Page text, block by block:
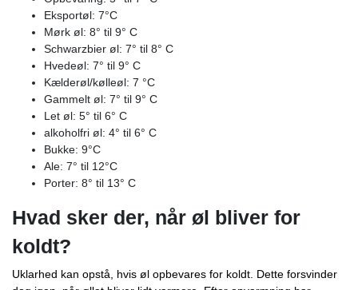
Eksportøl: 7°C
Mørk øl: 8° til 9° C
Schwarzbier øl: 7° til 8° C
Hvedeøl: 7° til 9° C
Kælderøl/kølleøl: 7 °C
Gammelt øl: 7° til 9° C
Let øl: 5° til 6° C
alkoholfri øl: 4° til 6° C
Bukke: 9°C
Ale: 7° til 12°C
Porter: 8° til 13° C
Hvad sker der, når øl bliver for
koldt?
Uklarhed kan opstå, hvis øl opbevares for koldt. Dette forsvinder